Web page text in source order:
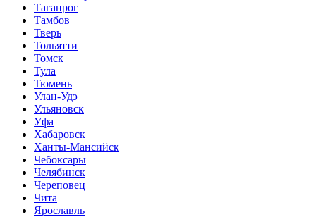
Таганрог
Тамбов
Тверь
Тольятти
Томск
Тула
Тюмень
Улан-Удэ
Ульяновск
Уфа
Хабаровск
Ханты-Мансийск
Чебоксары
Челябинск
Череповец
Чита
Ярославль